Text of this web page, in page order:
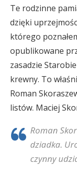
Te rodzinne
dzięki
którego
opublikowane
zasadzie
krewny. To
Roman
listów. Maciej
Roman
dziadka.
czynny